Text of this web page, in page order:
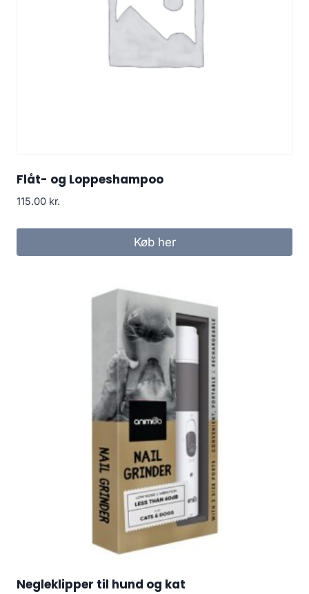
Flåt- og Loppeshampoo
115.00 kr.
Køb her
Negleklipper til hund og kat